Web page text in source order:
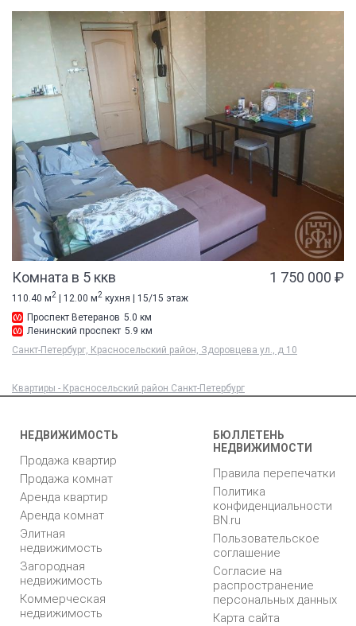
Комната в 5 ккв 1 750 000 ₽
110.40 м2 | 12.00 м2 кухня | 15/15 этаж
Проспект Ветеранов 5.0 км
Ленинский проспект 5.9 км
Санкт-Петербург, Красносельский район, Здоровцева ул., д 10
Квартиры - Красносельский район Санкт-Петербург
НЕДВИЖИМОСТЬ
Продажа квартир
Продажа комнат
Аренда квартир
Аренда комнат
Элитная
недвижимость
Загородная
недвижимость
Коммерческая
недвижимость
БЮЛЛЕТЕНЬ
НЕДВИЖИМОСТИ
Правила перепечатки
Политика
конфиденциальности
BN.ru
Пользовательское
соглашение
Согласие на
распространение
персональных данных
Карта сайта